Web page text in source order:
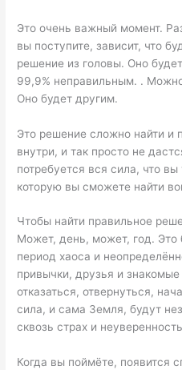
Это очень важный момент.
вы поступите, зависит, что
решение из головы. Оно
99,9% неправильным. .
Оно будет другим.
Это решение сложно найти и
внутри, и так просто не
потребуется вся сила, что
которую вы сможете найти
Чтобы найти правильное
Может, день, может, год. Это
период хаоса и
привычки, друзья и
отказаться, отвернуться,
сила, и сама Земля, будут
сквозь страх и
Когда вы поймёте, появится